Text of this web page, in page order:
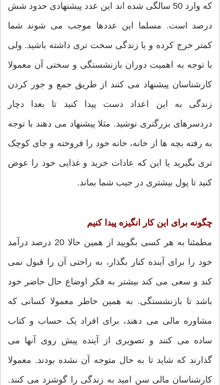
که وارد 50 سالگی شده اند این عدد پیشنهادی حدود شش
درصد است. مسلما این عددها موجب می شوند شما
کمتر خرج کرده و یا زندگی سخت تری داشته باشید. ولی
با توجه به اهمیت دوران بازنشستگی و سختی آن معمولا
کارشناسان پیشنهاد می کنند از طریق جمع و جور کردن
زندگی به این اعداد دست پیدا کنید تا بعدا دچار
دردسرهای بزرگتری نوشید. مثلا پیشنهاد می دهند با توجه
به رفته بچه ها از خانه، خانه خود را فروخته و جای کوچک
تری بگیرید یا این که عادات خرید و غذایی خود را عوض
کنید تا پول بیشتری در جیب شما بماند.
چگونه برای این کار انگیزه پیدا کنیم
مطمئنا به هر کسی بگویید از همین حالا 20 درصد درآمد
خود را برای آینده کنار بگذار، به راحتی آن را قبول نمی
کند و سعی می کند بیشتر به فکر اوضاع حال حاضر خود
باشد تا بازنشستگی. به همین خاطر معمولا کسانی که
مشاوره مالی می دهند، برای افراد یک حساب و کتاب
ساده می کنند و تصویری از آینده پیش روی آنها می
گذارند که شاید تا به حال متوجه آن نشده بودند. معمولا
کارشناسان مالی سن امید به زندگی را گوشزد می کنند.